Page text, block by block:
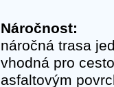
Náročnost:
náročná trasa
vhodná pro
asfaltovým